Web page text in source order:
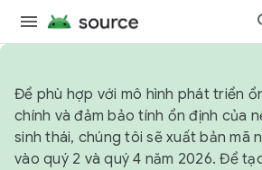
Để phù hợp với mô hình phát triển
chính và đảm bảo tính ổn định của
sinh thái, chúng tôi sẽ xuất bản mã
vào quý 2 và quý 4 năm 2026. Để